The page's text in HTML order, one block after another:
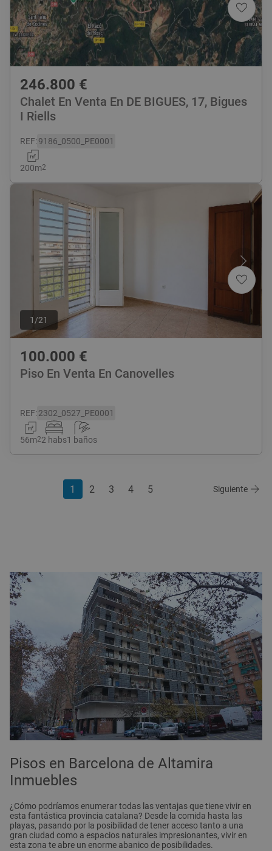
246.800 €
Chalet En Venta En DE BIGUES, 17, Bigues
I Riells
REF:9186_0500_PE0001
200m2
1 /21
100.000 €
Piso En Venta En Canovelles
REF:2302_0527_PE0001
56m22 habs1 baños
1 2 3 4 5 Siguiente
Pisos en Barcelona de Altamira
Inmuebles
¿Cómo podríamos enumerar todas las ventajas que tiene vivir en
esta fantástica provincia catalana? Desde la comida hasta las
playas, pasando por la posibilidad de tener acceso tanto a una
gran ciudad como a espacios naturales impresionantes, vivir en
esta zona te abre un enorme abanico de posibilidades.